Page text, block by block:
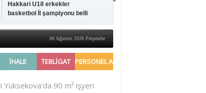
Hakkari U18 erkekler
basketbol İl şampiyonu belli
oldu
Toplantısı yapıldı
06 Ağustos 2026 Perşembe